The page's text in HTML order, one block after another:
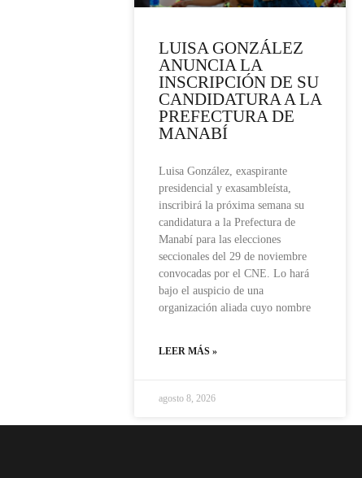
LUISA GONZÁLEZ
ANUNCIA LA
INSCRIPCIÓN DE SU
CANDIDATURA A LA
PREFECTURA DE
MANABÍ
Luisa González, exaspirante
presidencial y exasambleísta,
inscribirá la próxima semana su
candidatura a la Prefectura de
Manabí para las elecciones
seccionales del 29 de noviembre
convocadas por el CNE. Lo hará
bajo el auspicio de una
organización aliada cuyo nombre
LEER MÁS »
agosto 8, 2026